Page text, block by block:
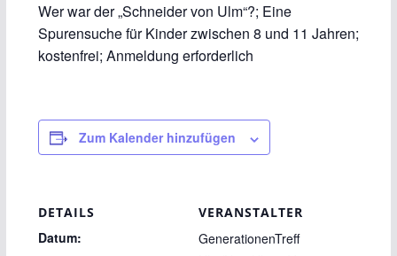
Wer war der „Schneider von Ulm“?; Eine
Spurensuche für Kinder zwischen 8 und 11 Jahren;
kostenfrei; Anmeldung erforderlich
Zum Kalender hinzufügen
DETAILS
Datum:
VERANSTALTER
GenerationenTreff